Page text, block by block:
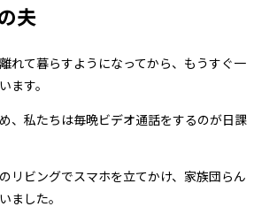
夫
れて暮らすようになってから、もうすぐ一
ます。
、私たちは毎晩ビデオ通話をするのが日課
リビングでスマホを立てかけ、家族団らん
ました。